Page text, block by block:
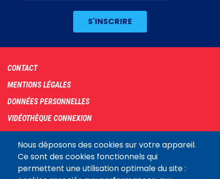
Nous déposons des cookies sur votre appareil.
Ce sont des cookies fonctionnels qui
permettent une utilisation optimale du site :
Footer
menu
CONTACT
MENTIONS LÉGALES
DONNÉES PERSONNELLES
VIDÉOTHÈQUE CONNEXION
COOKIES